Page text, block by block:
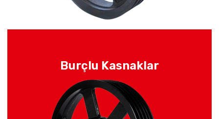
Burçlu Kasnaklar